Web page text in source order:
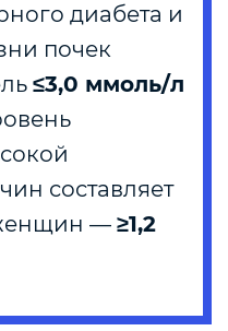
диабета и
почек
≤3,0 ммоль/л
составляет
— ≥1,2